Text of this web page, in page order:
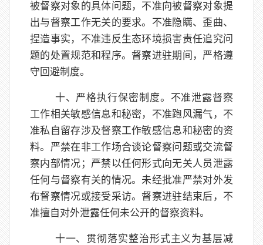
被督察对象的具体问题，不准向被督察对象提
出与督察工作无关的要求。不准隐瞒、歪曲、
捏造事实，不准违反生态环境损害责任追究问
题的处置规范和程序。督察进驻期间，严格遵
守回避制度。
十、严格执行保密制度。不准泄露督察
工作相关敏感信息和秘密，不准跑风漏气，不
准私自留存涉及督察工作敏感信息和秘密的资
料。严禁在非工作场合谈论督察问题或交流督
察内部情况；严禁以任何形式向无关人员泄露
任何与督察有关的情况。未经批准严禁对外发
布督察情况或接受采访。督察进驻结束后，不
准擅自对外泄露任何未公开的督察资料。
十一、贯彻落实整治形式主义为基层减